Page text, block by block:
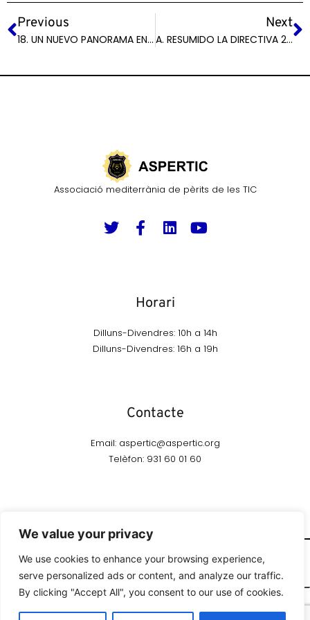
We value your privacy
We use cookies to enhance your browsing experience,
serve personalized ads or content, and analyze our traffic.
By clicking "Accept All", you consent to our use of cookies.
Previous
18. UN NUEVO PANORAMA EN PROTECCIÓN DE DATOS
Next
A. RESUMIDO LA DIRECTIVA 2019-1937 (DIRECTIVA WHISTLEBLOWERS)
Associació mediterrània de pèrits de les TIC
Horari
Dilluns-Divendres: 10h a 14h
Dilluns-Divendres: 16h a 19h
Contacte
Email: aspertic@aspertic.org
Telèfon: 931 60 01 60
Denúncies